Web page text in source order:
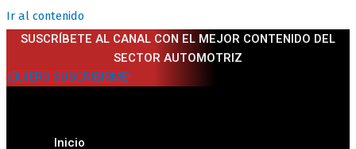
Ir al contenido
SUSCRÍBETE AL CANAL CON EL MEJOR CONTENIDO DEL
SECTOR AUTOMOTRIZ
¡QUIERO SUSCRIBIRME!
Inicio